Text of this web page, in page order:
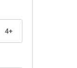
4+